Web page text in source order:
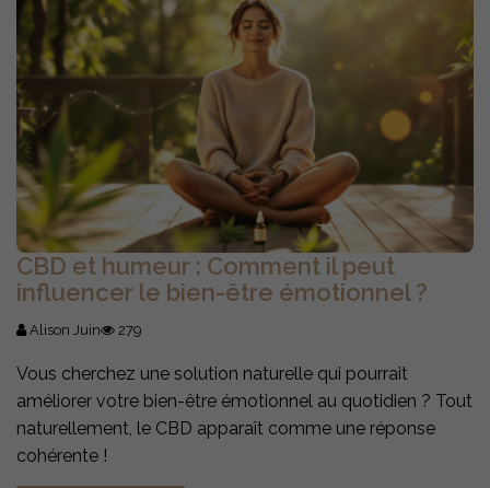
CBD et humeur : Comment il peut
influencer le bien-être émotionnel ?
Alison Juin 279
Vous cherchez une solution naturelle qui pourrait
améliorer votre bien-être émotionnel au quotidien ? Tout
naturellement, le CBD apparaît comme une réponse
cohérente !